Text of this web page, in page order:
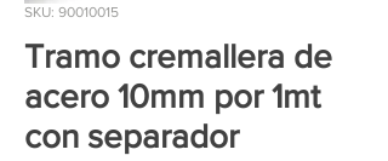
SKU: 90010015
Tramo cremallera de
acero 10mm por 1mt
con separador